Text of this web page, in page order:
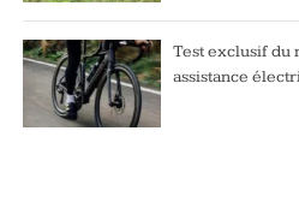
Test exclusif du
assistance